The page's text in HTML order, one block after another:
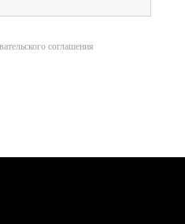
соглашения